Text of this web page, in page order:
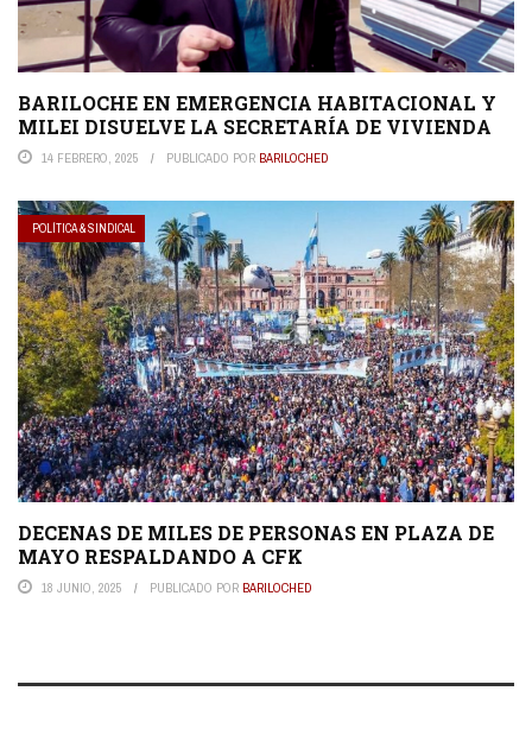
BARILOCHE EN EMERGENCIA HABITACIONAL Y
MILEI DISUELVE LA SECRETARÍA DE VIVIENDA
14 FEBRERO, 2025 PUBLICADO POR BARILOCHED
POLÍTICA & SINDICAL
DECENAS DE MILES DE PERSONAS EN PLAZA DE
MAYO RESPALDANDO A CFK
18 JUNIO, 2025 PUBLICADO POR BARILOCHED